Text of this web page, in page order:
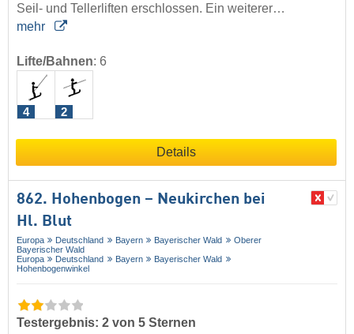
Seil- und Tellerliften erschlossen. Ein weiterer…
mehr
Lifte/Bahnen: 6
4 2
Details
862. Hohenbogen – Neukirchen bei
Hl. Blut
Europa Deutschland Bayern Bayerischer Wald
Oberer
Bayerischer Wald
Europa
Deutschland Bayern
Bayerischer Wald
Hohenbogenwinkel
Testergebnis: 2 von 5 Sternen